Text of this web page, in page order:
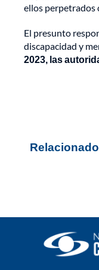
ellos perpetrados
El presunto
discapacidad y
2023, las